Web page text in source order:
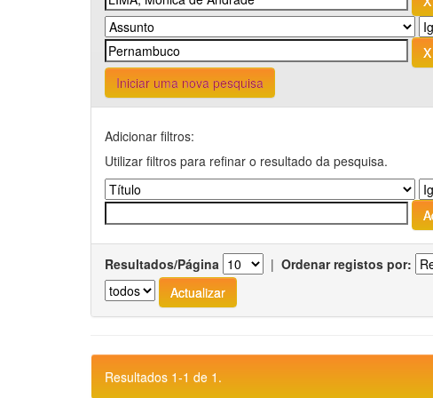
Iniciar uma nova pesquisa
Adicionar filtros:
Utilizar filtros para refinar o resultado da pesquisa.
Resultados/Página | Ordenar registos por:
Resultados 1-1 de 1.